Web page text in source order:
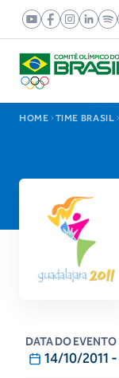
HOME TIME BRASIL
DATA DO EVENTO
14/10/2011 -